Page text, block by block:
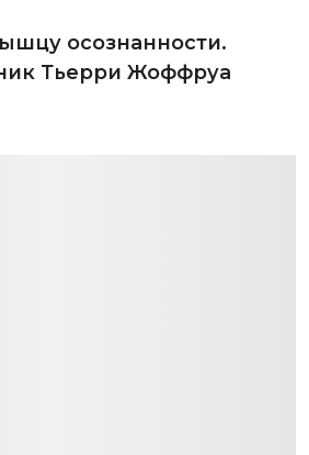
осознанности.
Тьерри Жоффруа